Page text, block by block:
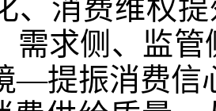
、消费维权
需求侧、监
—提振消费信